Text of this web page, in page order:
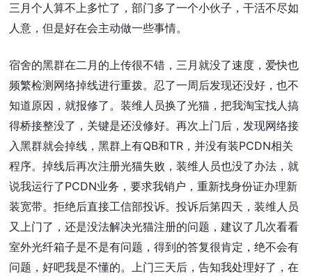
三月个人算不上多忙了，部门多了一个小伙子，干活不尽如
人意，但是好在会主动做一些事情。
宿舍的黑群在二月的上传很不错，三月就没了速度，爱快也
频繁检测网络掉线进行重拨。忍了一周后发现还没好，也不
知道原因，就报修了。装维人员换了光猫，把我淘宝找人搞
得桥接整没了，关键是还没修好。再次上门后，发现网络接
入黑群就会掉线，黑群上有QB和TR，并没有装PCDN相关
程序。掉线后再次注册光猫失败，装维人员也没了办法，就
说我运行了PCDN业务，要求我销户，重新找身份证办理新
装宽带。拒绝后直接工信部投诉。投诉后第四天，装维人员
又上门了，还是没法解决光猫注册的问题，建议了几次看看
室外光纤箱子是不是有问题，得到的答复很肯定，绝不会有
问题，好吧我是不懂的。上门三天后，告知我处理好了，在